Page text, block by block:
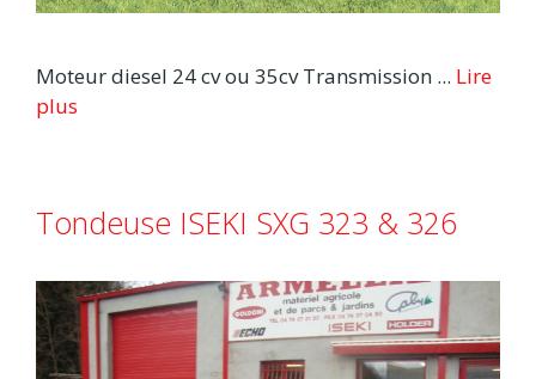
Moteur diesel 24 cv ou 35cv Transmission ... Lire
plus
Tondeuse ISEKI SXG 323 & 326